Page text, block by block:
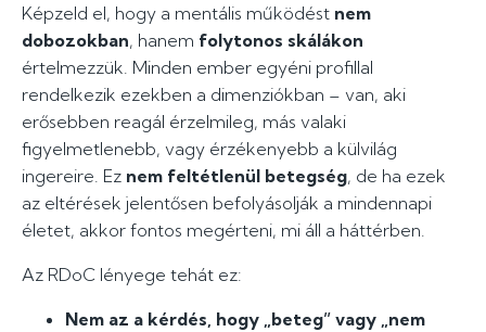
Képzeld el, hogy a mentális működést nem
dobozokban, hanem folytonos skálákon
értelmezzük. Minden ember egyéni profillal
rendelkezik ezekben a dimenziókban – van, aki
erősebben reagál érzelmileg, más valaki
figyelmetlenebb, vagy érzékenyebb a külvilág
ingereire. Ez nem feltétlenül betegség, de ha ezek
az eltérések jelentősen befolyásolják a mindennapi
életet, akkor fontos megérteni, mi áll a háttérben.
Az RDoC lényege tehát ez:
Nem az a kérdés, hogy „beteg” vagy „nem